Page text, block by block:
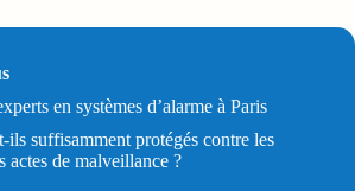
en systèmes d’alarme à Paris
ils suffisamment protégés contre les
actes de malveillance ?